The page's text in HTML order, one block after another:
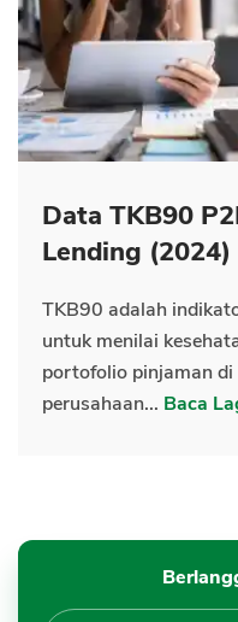
Data TKB90
Lending (2024)
TKB90 adalah
untuk menilai
portofolio pinjaman di
perusahaan... Baca